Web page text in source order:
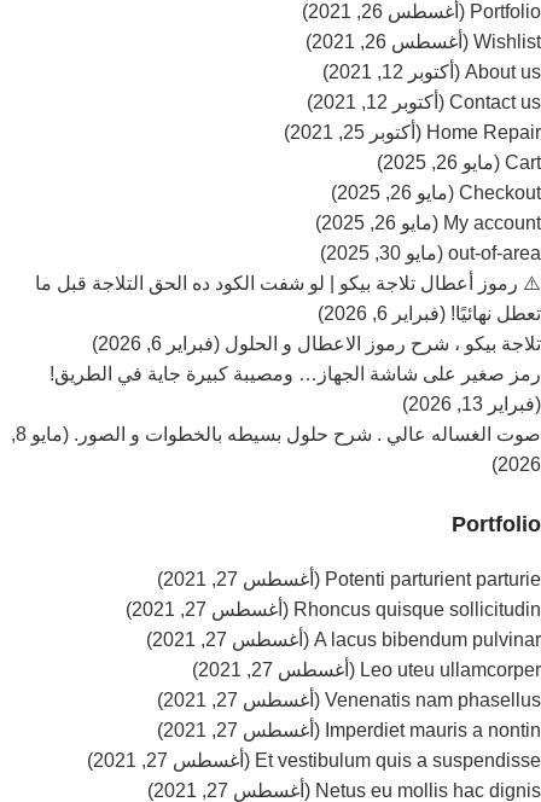
Portfolio (أغسطس 26, 2021)
Wishlist (أغسطس 26, 2021)
About us (أكتوبر 12, 2021)
Contact us (أكتوبر 12, 2021)
Home Repair (أكتوبر 25, 2021)
Cart (مايو 26, 2025)
Checkout (مايو 26, 2025)
My account (مايو 26, 2025)
out-of-area (مايو 30, 2025)
⚠️ رموز أعطال تلاجة بيكو | لو شفت الكود ده الحق التلاجة قبل ما
تعطل نهائيًا! (فبراير 6, 2026)
تلاجة بيكو ، شرح رموز الاعطال و الحلول (فبراير 6, 2026)
رمز صغير على شاشة الجهاز… ومصيبة كبيرة جاية في الطريق!
(فبراير 13, 2026)
صوت الغساله عالي . شرح حلول بسيطه بالخطوات و الصور. (مايو 8,
2026)
Portfolio
Potenti parturient parturie (أغسطس 27, 2021)
Rhoncus quisque sollicitudin (أغسطس 27, 2021)
A lacus bibendum pulvinar (أغسطس 27, 2021)
Leo uteu ullamcorper (أغسطس 27, 2021)
Venenatis nam phasellus (أغسطس 27, 2021)
Imperdiet mauris a nontin (أغسطس 27, 2021)
Et vestibulum quis a suspendisse (أغسطس 27, 2021)
Netus eu mollis hac dignis (أغسطس 27, 2021)